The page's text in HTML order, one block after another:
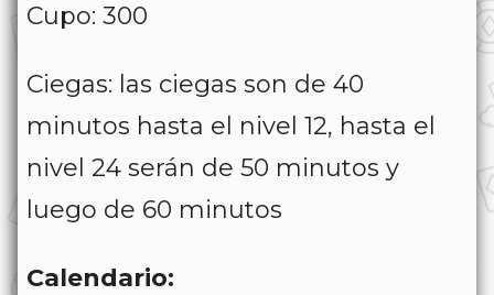
Cupo: 300
Ciegas: las ciegas son de 40
minutos hasta el nivel 12, hasta el
nivel 24 serán de 50 minutos y
luego de 60 minutos
Calendario: